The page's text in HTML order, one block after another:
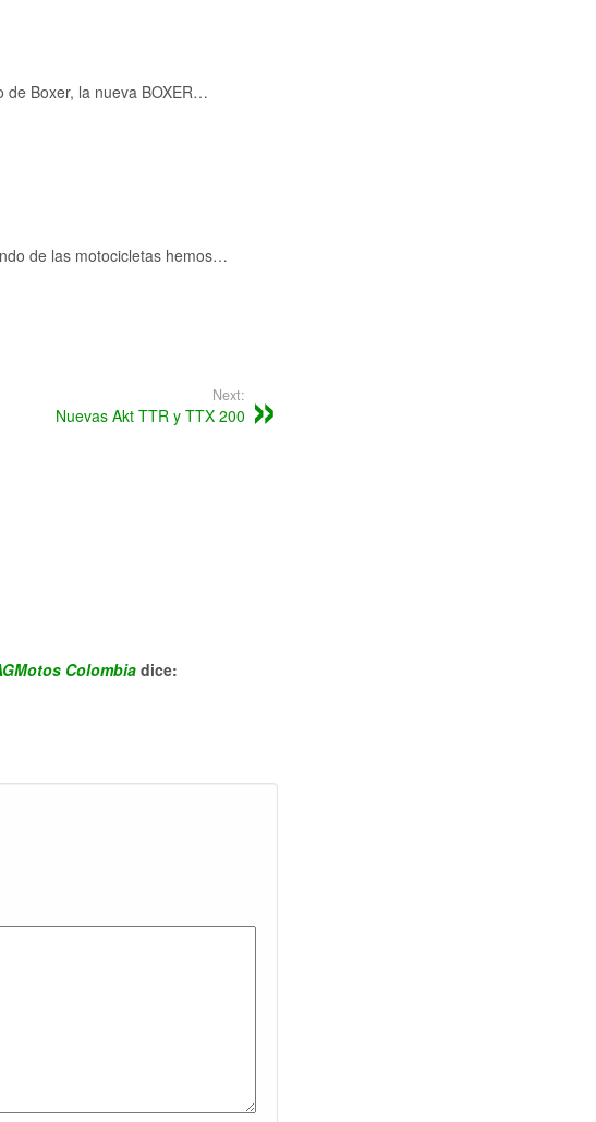
de Boxer, la nueva BOXER…
de las motocicletas hemos…
Next:
Nuevas Akt TTR y TTX 200
Colombia dice: